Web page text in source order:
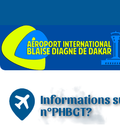
Informations
n°PHBGT?